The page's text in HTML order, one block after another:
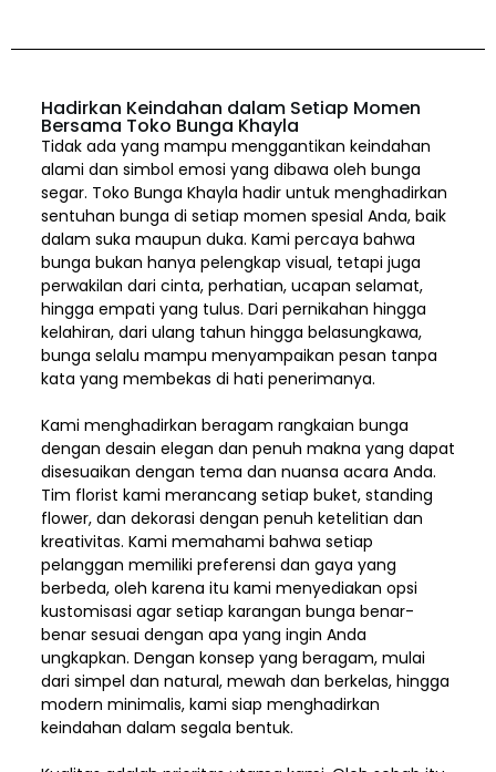
Hadirkan Keindahan dalam Setiap Momen
Bersama Toko Bunga Khayla
Tidak ada yang mampu menggantikan keindahan
alami dan simbol emosi yang dibawa oleh bunga
segar. Toko Bunga Khayla hadir untuk menghadirkan
sentuhan bunga di setiap momen spesial Anda, baik
dalam suka maupun duka. Kami percaya bahwa
bunga bukan hanya pelengkap visual, tetapi juga
perwakilan dari cinta, perhatian, ucapan selamat,
hingga empati yang tulus. Dari pernikahan hingga
kelahiran, dari ulang tahun hingga belasungkawa,
bunga selalu mampu menyampaikan pesan tanpa
kata yang membekas di hati penerimanya.
Kami menghadirkan beragam rangkaian bunga
dengan desain elegan dan penuh makna yang dapat
disesuaikan dengan tema dan nuansa acara Anda.
Tim florist kami merancang setiap buket, standing
flower, dan dekorasi dengan penuh ketelitian dan
kreativitas. Kami memahami bahwa setiap
pelanggan memiliki preferensi dan gaya yang
berbeda, oleh karena itu kami menyediakan opsi
kustomisasi agar setiap karangan bunga benar-
benar sesuai dengan apa yang ingin Anda
ungkapkan. Dengan konsep yang beragam, mulai
dari simpel dan natural, mewah dan berkelas, hingga
modern minimalis, kami siap menghadirkan
keindahan dalam segala bentuk.